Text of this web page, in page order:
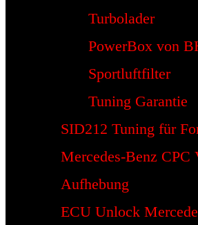
Turbolader
PowerBox von
Sportluftfilter
Tuning Garantie
SID212 Tuning für
Mercedes-Benz CPC
Aufhebung
ECU Unlock